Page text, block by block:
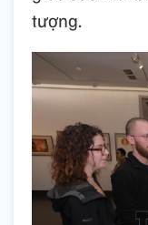
tượng.